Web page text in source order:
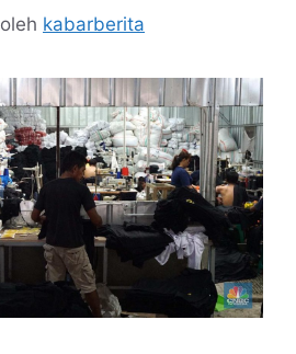
oleh kabarberita